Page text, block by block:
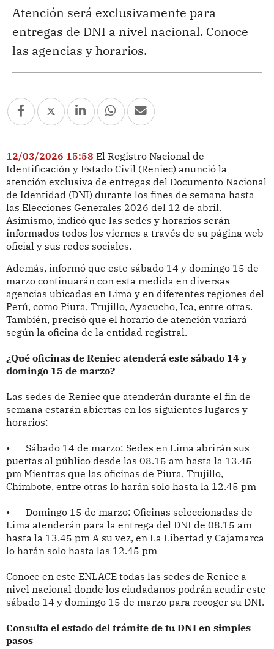
Atención será exclusivamente para
entregas de DNI a nivel nacional. Conoce
las agencias y horarios.
12/03/2026 15:58 El Registro Nacional de
Identificación y Estado Civil (Reniec) anunció la
atención exclusiva de entregas del Documento Nacional
de Identidad (DNI) durante los fines de semana hasta
las Elecciones Generales 2026 del 12 de abril.
Asimismo, indicó que las sedes y horarios serán
informados todos los viernes a través de su página web
oficial y sus redes sociales.
Además, informó que este sábado 14 y domingo 15 de
marzo continuarán con esta medida en diversas
agencias ubicadas en Lima y en diferentes regiones del
Perú, como Piura, Trujillo, Ayacucho, Ica, entre otras.
También, precisó que el horario de atención variará
según la oficina de la entidad registral.
¿Qué oficinas de Reniec atenderá este sábado 14 y
domingo 15 de marzo?
Las sedes de Reniec que atenderán durante el fin de
semana estarán abiertas en los siguientes lugares y
horarios:
•
Sábado 14 de marzo: Sedes en Lima abrirán sus
puertas al público desde las 08.15 am hasta la 13.45
pm Mientras que las oficinas de Piura, Trujillo,
Chimbote, entre otras lo harán solo hasta la 12.45 pm
•
Domingo 15 de marzo: Oficinas seleccionadas de
Lima atenderán para la entrega del DNI de 08.15 am
hasta la 13.45 pm A su vez, en La Libertad y Cajamarca
lo harán solo hasta las 12.45 pm
Conoce en este ENLACE todas las sedes de Reniec a
nivel nacional donde los ciudadanos podrán acudir este
sábado 14 y domingo 15 de marzo para recoger su DNI.
Consulta el estado del trámite de tu DNI en simples
pasos